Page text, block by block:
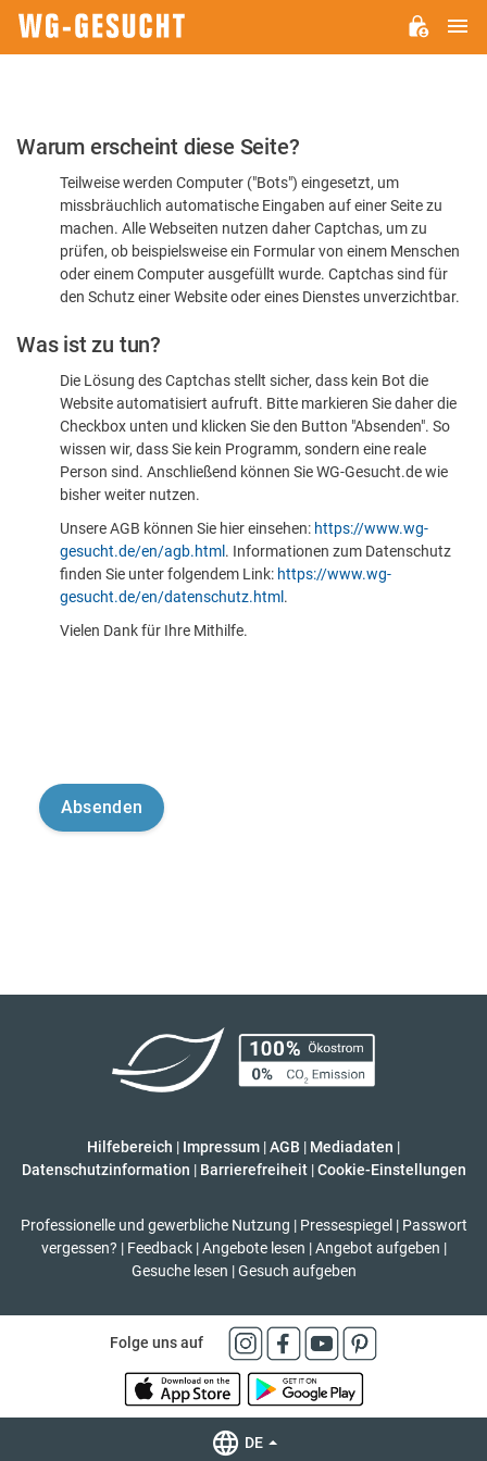
Bitte
dass
sind
Warum erscheint diese Seite?
Teilweise werden Computer ("Bots") eingesetzt, um
missbräuchlich automatische Eingaben auf einer Seite zu
machen. Alle Webseiten nutzen daher Captchas, um zu
prüfen, ob beispielsweise ein Formular von einem Menschen
oder einem Computer ausgefüllt wurde. Captchas sind für
den Schutz einer Website oder eines Dienstes unverzichtbar.
Was ist zu tun?
Die Lösung des Captchas stellt sicher, dass kein Bot die
Website automatisiert aufruft. Bitte markieren Sie daher die
Checkbox unten und klicken Sie den Button "Absenden". So
wissen wir, dass Sie kein Programm, sondern eine reale
Person sind. Anschließend können Sie WG-Gesucht.de wie
bisher weiter nutzen.
Unsere AGB können Sie hier einsehen: https://www.wg-
gesucht.de/en/agb.html . Informationen zum Datenschutz
finden Sie unter folgendem Link: https://www.wg-
gesucht.de/en/datenschutz.html .
Vielen Dank für Ihre Mithilfe.
Hilfebereich | Impressum |AGB | Mediadaten |
Datenschutzinformation | Barrierefreiheit | Cookie-Einstellungen
Professionelle und gewerbliche Nutzung | Pressespiegel | Passwort
vergessen? | Feedback | Angebote lesen | Angebot aufgeben |
Gesuche lesen | Gesuch aufgeben
Folge uns auf
DE